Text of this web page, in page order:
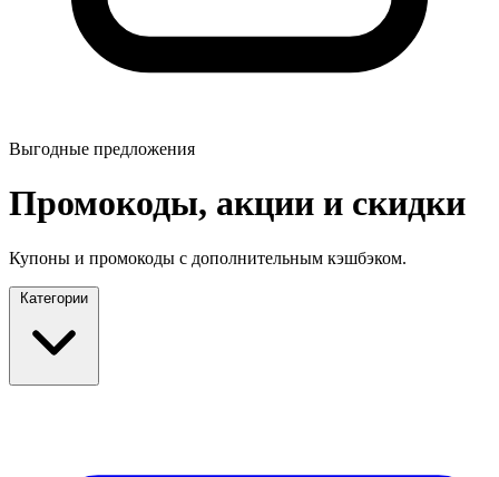
Выгодные предложения
Промокоды, акции и скидки
Купоны и промокоды с дополнительным кэшбэком.
Категории